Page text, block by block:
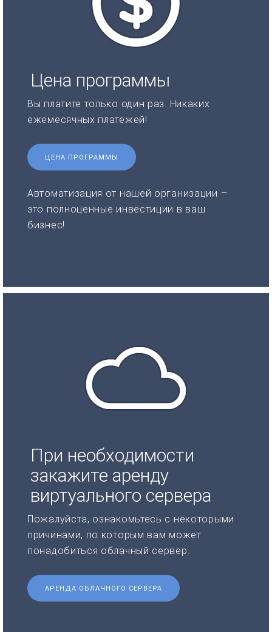
Цена программы
Вы платите только один раз. Никаких
ежемесячных платежей!
ЦЕНА ПРОГРАММЫ
Автоматизация от нашей организации –
это полноценные инвестиции в ваш
бизнес!
При необходимости
закажите аренду
виртуального сервера
Пожалуйста, ознакомьтесь с некоторыми
причинами, по которым вам может
понадобиться облачный сервер.
АРЕНДА ОБЛАЧНОГО СЕРВЕРА